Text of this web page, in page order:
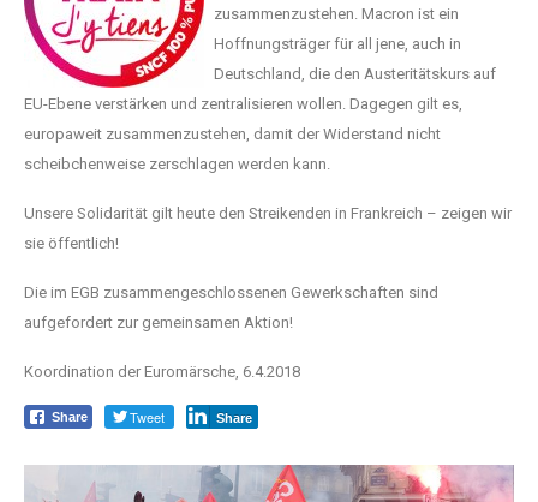
zusammenzustehen. Macron ist ein
Hoffnungsträger für all jene, auch in
Deutschland, die den Austeritätskurs auf
EU-Ebene verstärken und zentralisieren wollen. Dagegen gilt es,
europaweit zusammenzustehen, damit der Widerstand nicht
scheibchenweise zerschlagen werden kann.
Unsere Solidarität gilt heute den Streikenden in Frankreich – zeigen wir
sie öffentlich!
Die im EGB zusammengeschlossenen Gewerkschaften sind
aufgefordert zur gemeinsamen Aktion!
Koordination der Euromärsche, 6.4.2018
Share Tweet Share